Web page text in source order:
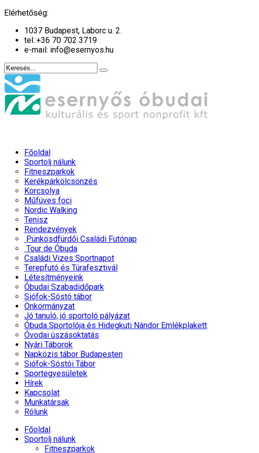
Elérhetőség:
1037 Budapest, Laborc u. 2.
tel.:+36 70 702 3719
e-mail: info@esernyos.hu
Főoldal
Sportolj nálunk
Fitneszparkok
Kerékpárkölcsönzés
Korcsolya
Műfüves foci
Nordic Walking
Tenisz
Rendezvények
Pünkösdfürdői Családi Futónap
Tour de Óbuda
Családi Vizes Sportnapot
Terepfutó és Túrafesztivál
Létesítményeink
Óbudai Szabadidőpark
Siófok-Sóstó tábor
Önkormányzat
Jó tanuló, jó sportoló pályázat
Óbuda Sportolója és Hidegkuti Nándor Emlékplakett
Óvodai úszásoktatás
Nyári Táborok
Napközis tábor Budapesten
Siófok-Sóstói Tábor
Sportegyesületek
Hírek
Kapcsolat
Munkatársak
Rólunk
Főoldal
Sportolj nálunk
Fitneszparkok
év
hónap
év
hónap